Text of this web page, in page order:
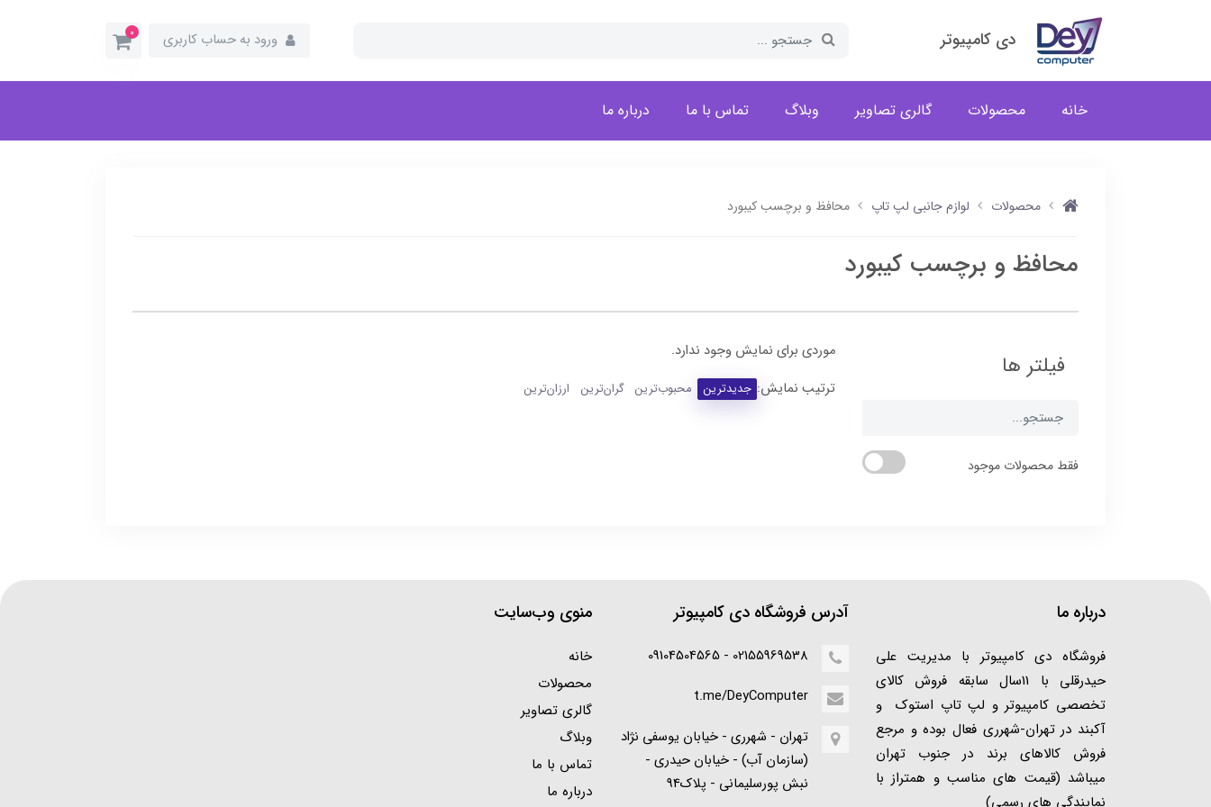
دی کامپیوتر ورود به حساب کاربری 0
خانه محصولات گالری تصاویر وبلاگ تماس با ما درباره ما
محصولات لوازم جانبی لپ تاپ محافظ و برچسب کیبورد
محافظ و برچسب کیبورد
فیلتر ها
فقط محصولات موجود
موردی برای نمایش وجود ندارد.
ترتیب نمایش: جدیدترین محبوب‌ترین گران‌ترین ارزان‌ترین
درباره ما
فروشگاه دی کامپیوتر با مدیریت علی
حیدرقلی با 11سال سابقه فروش کالای
تخصصی کامپیوتر و لپ تاپ استوک و
آکبند در تهران-شهرری فعال بوده و مرجع
فروش کالاهای برند در جنوب تهران
میباشد (قیمت های مناسب و همتراز با
نمایندگی های رسمی)
آدرس فروشگاه دی کامپیوتر
02155969538 - 09104504565
t.me/DeyComputer
تهران - شهرری - خیابان یوسفی نژاد
(سازمان آب) - خیابان حیدری -
نبش پورسلیمانی - پلاک94
منوی وب‌سایت
خانه
محصولات
گالری تصاویر
وبلاگ
تماس با ما
درباره ما